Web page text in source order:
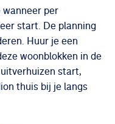
wanneer per
start. De planning
Huur je een
woonblokken in de
start,
thuis bij je langs